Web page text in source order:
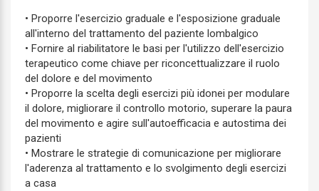
• Proporre l'esercizio graduale e l'esposizione graduale
all'interno del trattamento del paziente lombalgico
• Fornire al riabilitatore le basi per l'utilizzo dell'esercizio
terapeutico come chiave per riconcettualizzare il ruolo
del dolore e del movimento
• Proporre la scelta degli esercizi più idonei per modulare
il dolore, migliorare il controllo motorio, superare la paura
del movimento e agire sull'autoefficacia e autostima dei
pazienti
• Mostrare le strategie di comunicazione per migliorare
l'aderenza al trattamento e lo svolgimento degli esercizi
a casa